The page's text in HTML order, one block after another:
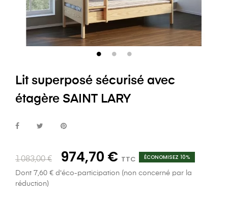
Lit superposé sécurisé avec
étagère SAINT LARY
1 083,00 € 974,70 € TTC ÉCONOMISEZ 10%
Dont 7,60 € d'éco-participation (non concerné par la
réduction)